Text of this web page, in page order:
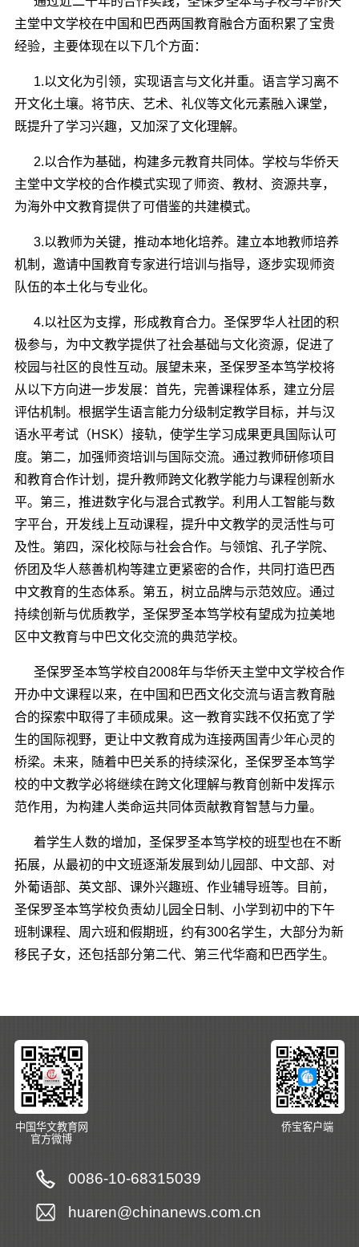
主堂中文学校在中国和巴西两国教育融合方面积累了宝贵
经验，主要体现在以下几个方面：
1.以文化为引领，实现语言与文化并重。语言学习离不
开文化土壤。将节庆、艺术、礼仪等文化元素融入课堂，
既提升了学习兴趣，又加深了文化理解。
2.以合作为基础，构建多元教育共同体。学校与华侨天
主堂中文学校的合作模式实现了师资、教材、资源共享，
为海外中文教育提供了可借鉴的共建模式。
3.以教师为关键，推动本地化培养。建立本地教师培养
机制，邀请中国教育专家进行培训与指导，逐步实现师资
队伍的本土化与专业化。
4.以社区为支撑，形成教育合力。圣保罗华人社团的积
极参与，为中文教学提供了社会基础与文化资源，促进了
校园与社区的良性互动。展望未来，圣保罗圣本笃学校将
从以下方向进一步发展：首先，完善课程体系，建立分层
评估机制。根据学生语言能力分级制定教学目标，并与汉
语水平考试（HSK）接轨，使学生学习成果更具国际认可
度。第二，加强师资培训与国际交流。通过教师研修项目
和教育合作计划，提升教师跨文化教学能力与课程创新水
平。第三，推进数字化与混合式教学。利用人工智能与数
字平台，开发线上互动课程，提升中文教学的灵活性与可
及性。第四，深化校际与社会合作。与领馆、孔子学院、
侨团及华人慈善机构等建立更紧密的合作，共同打造巴西
中文教育的生态体系。第五，树立品牌与示范效应。通过
持续创新与优质教学，圣保罗圣本笃学校有望成为拉美地
区中文教育与中巴文化交流的典范学校。
圣保罗圣本笃学校自2008年与华侨天主堂中文学校合作
开办中文课程以来，在中国和巴西文化交流与语言教育融
合的探索中取得了丰硕成果。这一教育实践不仅拓宽了学
生的国际视野，更让中文教育成为连接两国青少年心灵的
桥梁。未来，随着中巴关系的持续深化，圣保罗圣本笃学
校的中文教学必将继续在跨文化理解与教育创新中发挥示
范作用，为构建人类命运共同体贡献教育智慧与力量。
着学生人数的增加，圣保罗圣本笃学校的班型也在不断
拓展，从最初的中文班逐渐发展到幼儿园部、中文部、对
外葡语部、英文部、课外兴趣班、作业辅导班等。目前，
圣保罗圣本笃学校负责幼儿园全日制、小学到初中的下午
班制课程、周六班和假期班，约有300名学生，大部分为新
移民子女，还包括部分第二代、第三代华裔和巴西学生。
中国华文教育网
官方微博
侨宝客户端
0086-10-68315039
huaren@chinanews.com.cn